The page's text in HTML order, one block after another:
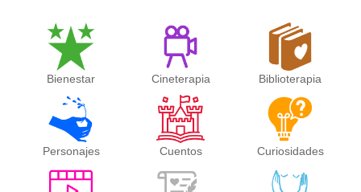
Bienestar Cineterapia Biblioterapia
Personajes Cuentos Curiosidades